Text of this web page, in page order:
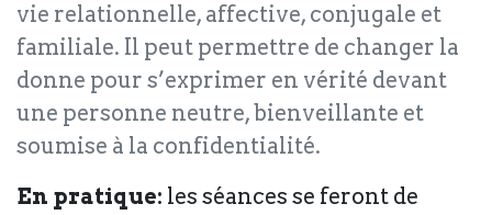
vie relationnelle, affective, conjugale et
familiale. Il peut permettre de changer la
donne pour s’exprimer en vérité devant
une personne neutre, bienveillante et
soumise à la confidentialité.
En pratique: les séances se feront de